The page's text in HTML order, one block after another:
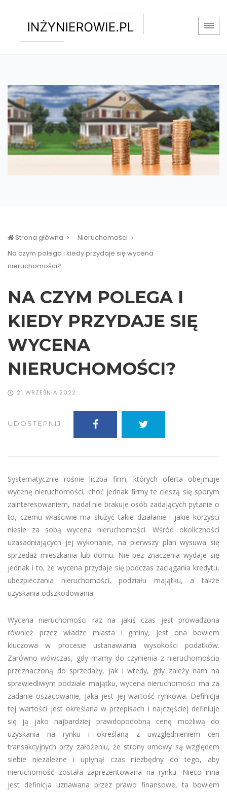
Strona główna
Nieruchomości
Na czym polega i kiedy przydaje się wycena
nieruchomości?
NA CZYM POLEGA I
KIEDY PRZYDAJE SIĘ
WYCENA
NIERUCHOMOŚCI?
21 WRZEŚNIA 2022
UDOSTĘPNIJ:
Systematycznie rośnie liczba firm, których oferta obejmuje
wycenę nieruchomości, choć jednak firmy te cieszą się sporym
zainteresowaniem, nadal nie brakuje osób zadających pytanie o
to, czemu właściwie ma służyć takie działanie i jakie korzyści
niesie za sobą wycena nieruchomości. Wśród okoliczności
uzasadniających jej wykonanie, na pierwszy plan wysuwa się
sprzedaż mieszkania lub domu. Nie bez znaczenia wydaje się
jednak i to, że wycena przydaje się podczas zaciągania kredytu,
ubezpieczania nieruchomości, podziału majątku, a także
uzyskania odszkodowania.
Wycena nieruchomości raz na jakiś czas jest prowadzona
również przez władze miasta i gminy, jest ona bowiem
kluczowa w procesie ustanawiania wysokości podatków.
Zarówno wówczas, gdy mamy do czynienia z nieruchomością
przeznaczoną do sprzedaży, jak i wtedy, gdy zależy nam na
sprawiedliwym podziale majątku, wycena nieruchomości ma za
zadanie oszacowanie, jaka jest jej wartość rynkowa. Definicja
tej wartości jest określana w przepisach i najczęściej definiuje
się ją jako najbardziej prawdopodobną cenę możliwą do
uzyskania na rynku i określaną z uwzględnieniem cen
transakcyjnych przy założeniu, że strony umowy są względem
siebie niezależne i upłynął czas niezbędny do tego, aby
nieruchomość została zaprezentowana na rynku. Nieco inna
jest definicja uznawana przez prawo finansowe, ta bowiem